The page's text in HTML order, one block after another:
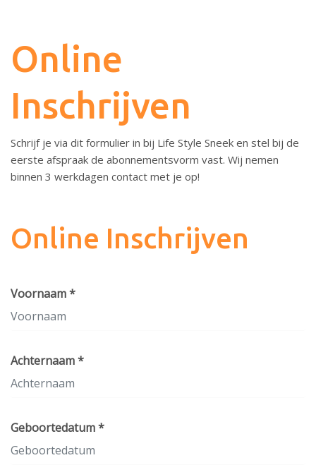
Online
Inschrijven
Schrijf je via dit formulier in bij Life Style Sneek en stel bij de
eerste afspraak de abonnementsvorm vast. Wij nemen
binnen 3 werkdagen contact met je op!
Online Inschrijven
Voornaam *
Achternaam *
Geboortedatum *